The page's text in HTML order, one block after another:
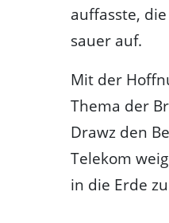
auffasste,
sauer auf.
Mit der
Thema der
Drawz den
Telekom
in die Erde